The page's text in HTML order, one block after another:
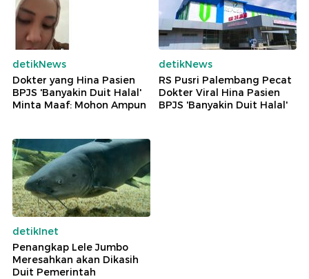
detikNews
Dokter yang Hina Pasien
BPJS 'Banyakin Duit Halal'
Minta Maaf: Mohon Ampun
detikNews
RS Pusri Palembang Pecat
Dokter Viral Hina Pasien
BPJS 'Banyakin Duit Halal'
detikInet
Penangkap Lele Jumbo
Meresahkan akan Dikasih
Duit Pemerintah